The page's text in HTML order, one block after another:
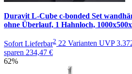
Duravit L-Cube c-bonded Set
ohne Überlauf, 1 Hahnloch,
Sofort Lieferbar2 22 Varianten UVP
sparen 234,47 €
62%